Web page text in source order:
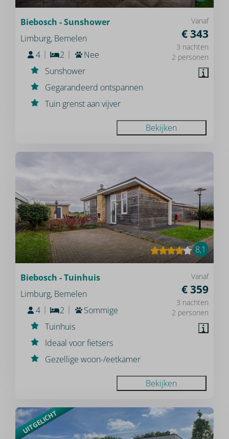
Vanaf
€ 343
3 nachten
2 personen
Biebosch - Sunshower
Limburg, Bemelen
4
2
Nee
Sunshower
Gegarandeerd ontspannen
Tuin grenst aan vijver
Bekijken
8,1
Vanaf
€ 359
3 nachten
2 personen
Biebosch - Tuinhuis
Limburg, Bemelen
4
2
Sommige
Tuinhuis
Ideaal voor fietsers
Gezellige woon-/eetkamer
Bekijken
UITGELICHT